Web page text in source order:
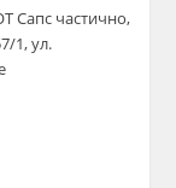
Сапс частично,
1, ул.